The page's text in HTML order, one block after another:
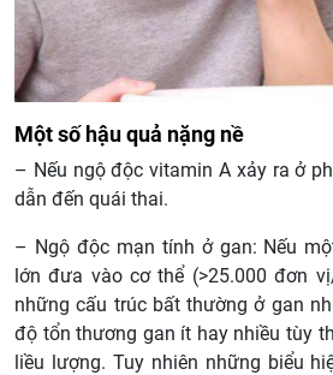
Một số hậu quả nặng nề
– Nếu ngộ độc vitamin A xảy ra ở
dẫn đến quái thai.
– Ngộ độc mạn tính ở gan: Nếu
lớn đưa vào cơ thể (>25.000 đơn
những cấu trúc bất thường ở gan
độ tổn thương gan ít hay nhiều tùy
liều lượng. Tuy nhiên những biểu